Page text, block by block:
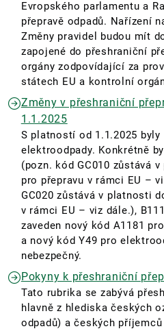
Evropského parlamentu a
přepravě odpadů. Nařízení
Změny pravidel budou mít
zapojené do přeshraniční
orgány zodpovídající za
státech EU a kontrolní
Změny v přeshraniční
1.1.2025
S platností od 1.1.2025
elektroodpady. Konkrétně
(pozn. kód GC010 zůstává
pro přepravu v rámci EU –
GC020 zůstává v platnosti
v rámci EU – viz dále.),
zaveden nový kód A1181
a nový kód Y49 pro
nebezpečný.
Pokyny k přeshraniční
Tato rubrika se zabývá
hlavně z hlediska českých
odpadů) a českých